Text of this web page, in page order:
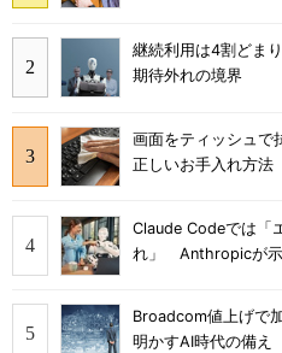
継続利用は4割どま
期待外れの境界
画面をティッシュ
正しいお手入れ方法
Claude Codeでは「
れ」 Anthropicが示
Broadcom値上げで
明かすAI時代の備え